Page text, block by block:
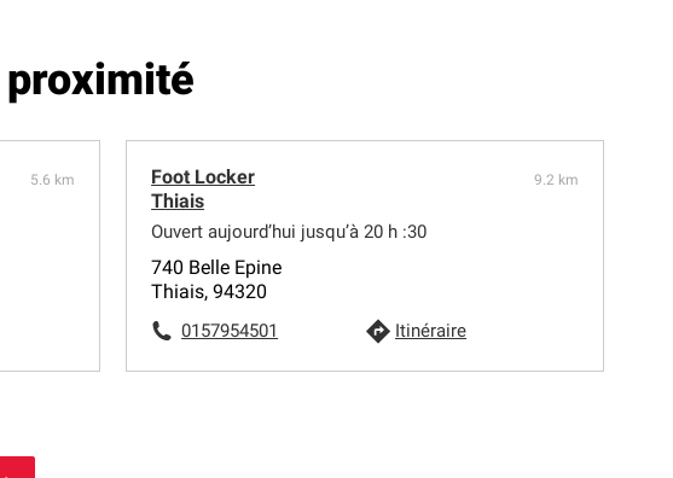
proximité
5.6 km
Foot Locker
Thiais
Ouvert aujourd’hui jusqu’à 20 h :30
9.2 km
740 Belle Epine
Thiais, 94320
0157954501 Itinéraire